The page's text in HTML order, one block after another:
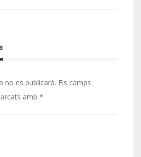
no es publicarà. Els camps
amb *